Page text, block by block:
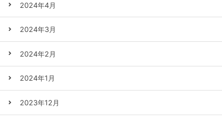
2024年4月
2024年3月
2024年2月
2024年1月
2023年12月